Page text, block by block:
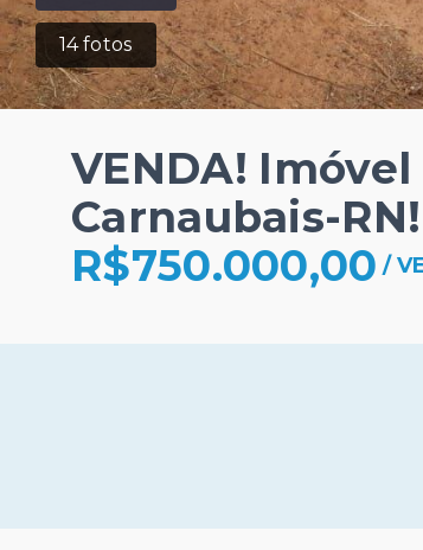
14fotos
VENDA!
Carnaubais-RN!
R$750.000,00 /